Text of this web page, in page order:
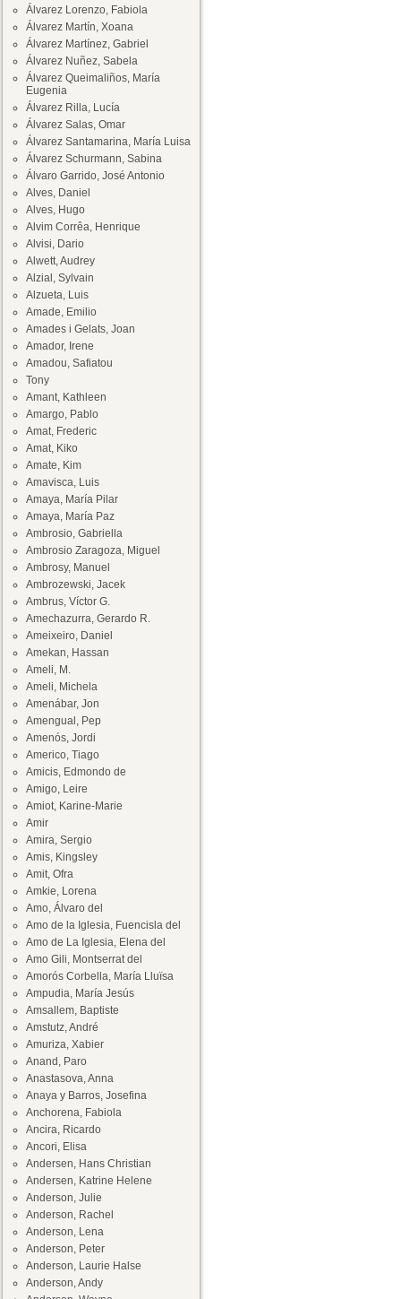
Álvarez Lorenzo, Fabiola
Álvarez Martín, Xoana
Álvarez Martínez, Gabriel
Álvarez Nuñez, Sabela
Álvarez Queimaliños, María
Eugenia
Álvarez Rilla, Lucía
Álvarez Salas, Omar
Álvarez Santamarina, María Luisa
Álvarez Schurmann, Sabina
Álvaro Garrido, José Antonio
Alves, Daniel
Alves, Hugo
Alvim Corrêa, Henrique
Alvisi, Dario
Alwett, Audrey
Alzial, Sylvain
Alzueta, Luis
Amade, Emilio
Amades i Gelats, Joan
Amador, Irene
Amadou, Safiatou
Tony
Amant, Kathleen
Amargo, Pablo
Amat, Frederic
Amat, Kiko
Amate, Kim
Amavisca, Luis
Amaya, María Pilar
Amaya, María Paz
Ambrosio, Gabriella
Ambrosio Zaragoza, Miguel
Ambrosy, Manuel
Ambrozewski, Jacek
Ambrus, Víctor G.
Amechazurra, Gerardo R.
Ameixeiro, Daniel
Amekan, Hassan
Ameli, M.
Ameli, Michela
Amenábar, Jon
Amengual, Pep
Amenós, Jordi
Americo, Tiago
Amicis, Edmondo de
Amigo, Leire
Amiot, Karine-Marie
Amir
Amira, Sergio
Amis, Kingsley
Amit, Ofra
Amkie, Lorena
Amo, Álvaro del
Amo de la Iglesia, Fuencisla del
Amo de La Iglesia, Elena del
Amo Gili, Montserrat del
Amorós Corbella, María Lluïsa
Ampudia, María Jesús
Amsallem, Baptiste
Amstutz, André
Amuriza, Xabier
Anand, Paro
Anastasova, Anna
Anaya y Barros, Josefina
Anchorena, Fabiola
Ancira, Ricardo
Ancori, Elisa
Andersen, Hans Christian
Andersen, Katrine Helene
Anderson, Julie
Anderson, Rachel
Anderson, Lena
Anderson, Peter
Anderson, Laurie Halse
Anderson, Andy